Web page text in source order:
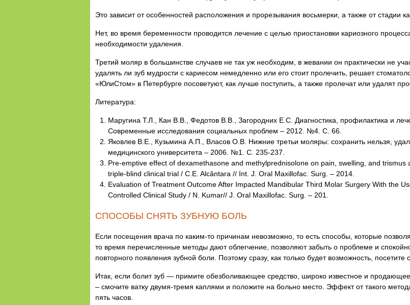
Это зависит от особенностей расположения и прорезывания восьмерки, а также от стадии
Нет, во время беременности проводится лечение с целью приостановки кариозного
необходимости удаления.
Третий моляр в большинстве случаев не так уж необходим, в жевании он практически не
удалять ли зуб мудрости с кариесом немедленно или его стоит пролечить, решает
«ЮлиСтом» в Петербурге посоветуют, как лучше поступить, а также пролечат или удалят
Литература:
Маругина Т.Л., Кан В.В., Федотов В.В., Загородних Е.С. Диагностика, профилактика и
Современные исследования социальных проблем – 2012. №4. С. 66.
Яковлев В.Е., Кузьмина А.П., Власов О.В. Нижние третьи моляры: сохранить нельзя,
медицинского университета – 2006. №1. С. 235-237.
Pre-emptive effect of dexamethasone and methylprednisolone on pain, swelling, and
triple-blind clinical trial / C.E. Alcântara // Int. J. Oral Maxillofac. Surg. – 2014.
Evaluation of Treatment Outcome After Impacted Mandibular Third Molar Surgery With the
Controlled Clinical Study / N. Kumar// J. Oral Maxillofac. Surg. – 201.
СПОСОБЫ СНЯТЬ ЗУБНУЮ БОЛЬ
Если посещения врача по каким-то причинам невозможно, то есть способы, которые
то время перечисленные методы дают облегчение, позволяют забыть о проблеме и
повторного появления зубной боли. Поэтому сразу, как только будет возможность, посетите
Итак, если болит зуб — примите обезболивающее средство, широко известное и
– смочите ватку двумя-тремя каплями и положите на больно место. Эффект от такого
пять часов.